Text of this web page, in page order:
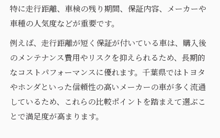
特に走行距離、車検の残り期間、保証内容、メーカーや
車種の人気度などが重要です。
例えば、走行距離が短く保証が付いている車は、購入後
のメンテナンス費用やリスクを抑えられるため、長期的
なコストパフォーマンスに優れます。千葉県ではトヨタ
やホンダといった信頼性の高いメーカーの車が多く流通
しているため、これらの比較ポイントを踏まえて選ぶこ
とで満足度が高まります。